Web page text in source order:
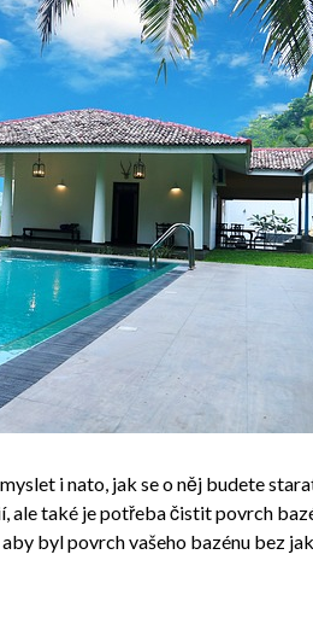
i nato, jak se o něj budete
ale také je potřeba čistit povrch
byl povrch vašeho bazénu bez